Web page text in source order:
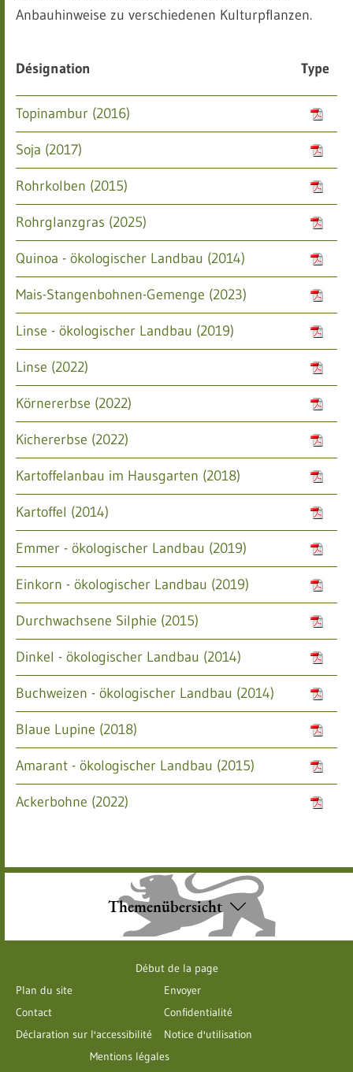
Anbauhinweise zu verschiedenen Kulturpflanzen.
Désignation Type
Topinambur (2016)
Soja (2017)
Rohrkolben (2015)
Rohrglanzgras (2025)
Quinoa - ökologischer Landbau (2014)
Mais-Stangenbohnen-Gemenge (2023)
Linse - ökologischer Landbau (2019)
Linse (2022)
Körnererbse (2022)
Kichererbse (2022)
Kartoffelanbau im Hausgarten (2018)
Kartoffel (2014)
Emmer - ökologischer Landbau (2019)
Einkorn - ökologischer Landbau (2019)
Durchwachsene Silphie (2015)
Dinkel - ökologischer Landbau (2014)
Buchweizen - ökologischer Landbau (2014)
Blaue Lupine (2018)
Amarant - ökologischer Landbau (2015)
Ackerbohne (2022)
Themenübersicht
Début de la page
Plan du site
Envoyer
Contact
Confidentialité
Déclaration sur l'accessibilité
Notice d'utilisation
Mentions légales